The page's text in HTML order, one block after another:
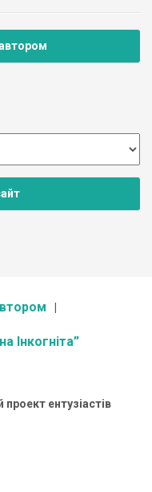
Інкогніта”
проект ентузіастів